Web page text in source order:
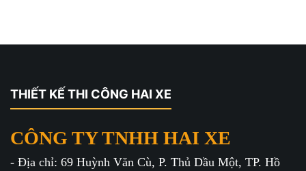
THIẾT KẾ THI CÔNG HAI XE
CÔNG TY TNHH HAI XE
- Địa chỉ: 69 Huỳnh Văn Cù, P. Thủ Dầu Một, TP. Hồ